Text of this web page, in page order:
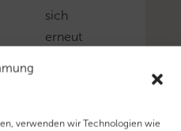
verwenden wir Technologien wie
sich
erneut
Aushöhlung